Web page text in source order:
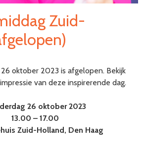
Zuid-
oktober 2023 is afgelopen. Bekijk
van deze inspirerende dag.
26 oktober 2023
13.00 – 17.00
Zuid-Holland, Den Haag